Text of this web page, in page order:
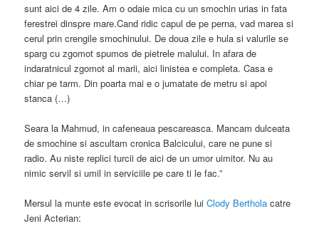
sunt aici de 4 zile. Am o odaie mica cu un smochin urias in fata
ferestrei dinspre mare.Cand ridic capul de pe perna, vad marea si
cerul prin crengile smochinului. De doua zile e hula si valurile se
sparg cu zgomot spumos de pietrele malului. In afara de
indaratnicul zgomot al marii, aici linistea e completa. Casa e
chiar pe tarm. Din poarta mai e o jumatate de metru si apoi
stanca (…)
Seara la Mahmud, in cafeneaua pescareasca. Mancam dulceata
de smochine si ascultam cronica Balcicului, care ne pune si
radio. Au niste replici turcii de aici de un umor uimitor. Nu au
nimic servil si umil in serviciile pe care ti le fac.”
Mersul la munte este evocat in scrisorile luiClody Berthola catre
Jeni Acterian: